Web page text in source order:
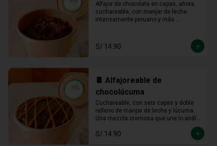
Alfajor de chocolate en capas, ahora
cuchareable, con manjar de leche.
intensamente peruano y más
S/ 14.90
🍫 Alfajoreable de
chocolúcuma
Cuchareable, con seis capas y doble
relleno de manjar de leche y lúcuma.
Una mezcla cremosa que une lo andino
S/ 14.90